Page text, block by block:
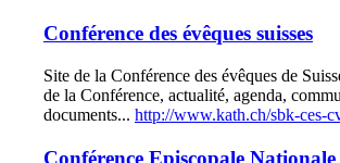
Conférence des évêques suisses
Site de la Conférence des évêques de
de la Conférence, actualité, agenda,
documents... http://www.kath.ch/sbk-ces-
Conférence Episcopale